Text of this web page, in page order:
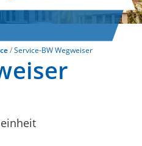
Service-BW Wegweiser